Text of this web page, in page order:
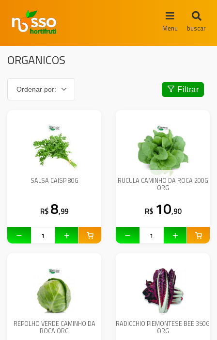
Menu buscar
ORGANICOS
Filtrar
SALSA CAISP 80G
R$ 8,99
RUCULA CAMINHO DA ROCA 200G
ORG
R$ 10,90
REPOLHO VERDE CAMINHO DA
ROCA ORG
RADICCHIO PIEMONTESE BEE 350G
ORG